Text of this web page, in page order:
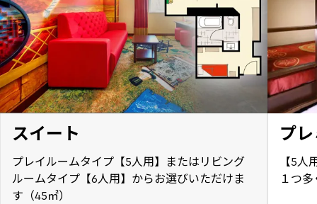
スイート
プレイルームタイプ【5人用】またはリビング
ルームタイプ【6人用】からお選びいただけま
す（45㎡）
プ
【5
１つ